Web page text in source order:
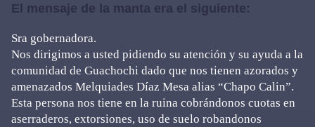
El mensaje de la manta era el siguiente:
Sra gobernadora.
Nos dirigimos a usted pidiendo su atención y su ayuda a la
comunidad de Guachochi dado que nos tienen azorados y
amenazados Melquiades Díaz Mesa alias “Chapo Calin”.
Esta persona nos tiene en la ruina cobrándonos cuotas en
aserraderos, extorsiones, uso de suelo robandonos